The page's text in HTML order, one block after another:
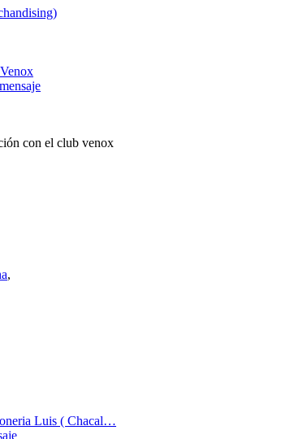
con el club venox
,
Luis ( Chacal…